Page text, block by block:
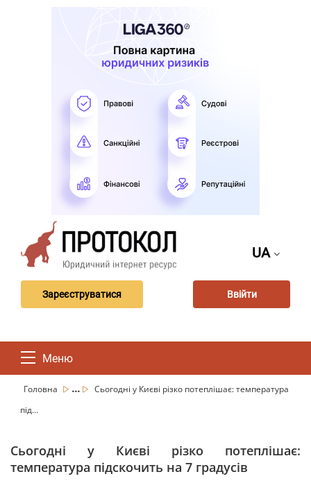
UA
Зареєструватися Ввійти
Меню
Головна ...
Сьогодні у Києві різко потеплішає: температура
під...
Сьогодні у Києві різко потеплішає:
температура підскочить на 7 градусів